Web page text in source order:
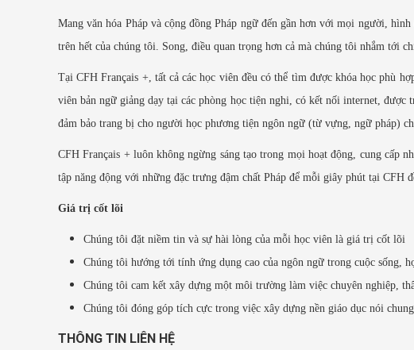
Mang văn hóa Pháp và cộng đồng Pháp ngữ đến gần hơn với mọi người,
trên hết của chúng tôi. Song, điều quan trọng hơn cả mà chúng tôi nhắm tới
Tại CFH Français +, tất cả các học viên đều có thể tìm được khóa học phù
viên bản ngữ giảng dạy tại các phòng học tiện nghi, có kết nối internet,
đảm bảo trang bị cho người học phương tiện ngôn ngữ (từ vựng, ngữ pháp)
CFH Français + luôn không ngừng sáng tạo trong mọi hoạt động, cung cấp
tập năng động với những đặc trưng đậm chất Pháp để mỗi giây phút tại CFH
Giá trị cốt lõi
Chúng tôi đặt niềm tin và sự hài lòng của mỗi học viên là giá trị cốt lõi
Chúng tôi hướng tới tính ứng dụng cao của ngôn ngữ trong cuộc sống,
Chúng tôi cam kết xây dựng một môi trường làm việc chuyên nghiệp,
Chúng tôi đóng góp tích cực trong việc xây dựng nền giáo dục nói
THÔNG TIN LIÊN HỆ